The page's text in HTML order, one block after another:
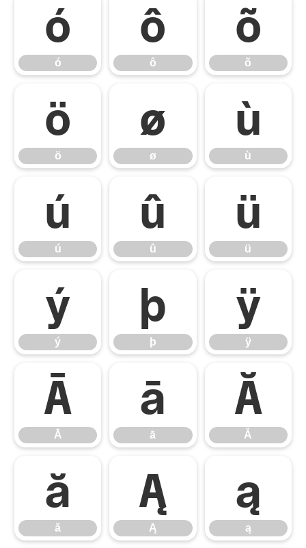
ó
ó
ô
ô
õ
õ
ö
ö
ø
ø
ù
ù
ú
ú
û
û
ü
ü
ý
ý
þ
þ
ÿ
ÿ
Ā
Ā
ā
ā
Ă
Ă
ă
ă
Ą
Ą
ą
ą